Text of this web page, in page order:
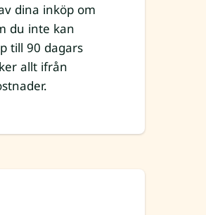
dina inköp om
du inte kan
till 90 dagars
allt ifrån